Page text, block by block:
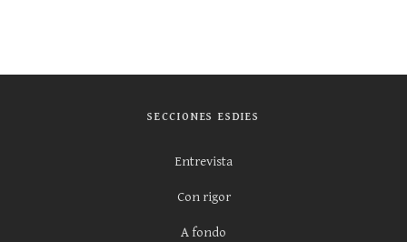
SECCIONES ESDIES
Entrevista
Con rigor
A fondo